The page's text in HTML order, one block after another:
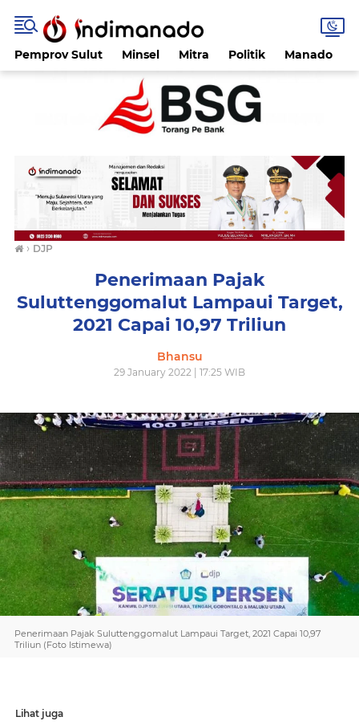
Pemprov Sulut Minsel Mitra Politik Manado
› DJP
Penerimaan Pajak
Suluttenggomalut Lampaui Target,
2021 Capai 10,97 Triliun
Bhansu
29 January 2022 | 17:25 WIB
Penerimaan Pajak Suluttenggomalut Lampaui Target, 2021 Capai 10,97
Triliun (Foto Istimewa)
Lihat juga